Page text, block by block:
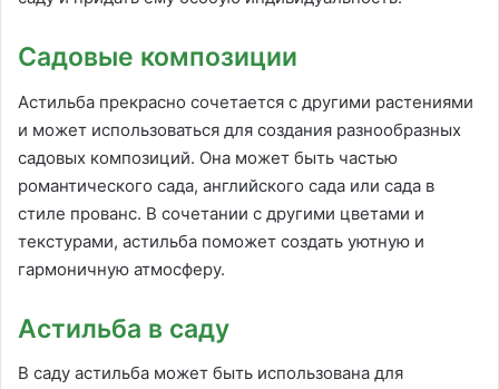
Садовые композиции
Астильба прекрасно сочетается с другими растениями
и может использоваться для создания разнообразных
садовых композиций. Она может быть частью
романтического сада, английского сада или сада в
стиле прованс. В сочетании с другими цветами и
текстурами, астильба поможет создать уютную и
гармоничную атмосферу.
Астильба в саду
В саду астильба может быть использована для